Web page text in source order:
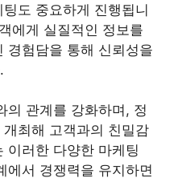
도 중요하게 진행됩니
에게 실질적인 정보를
경험담을 통해 신뢰성을
의 관계를 강화하며, 정
최해 고객과의 친밀감
이러한 다양한 마케팅
에서 경쟁력을 유지하면